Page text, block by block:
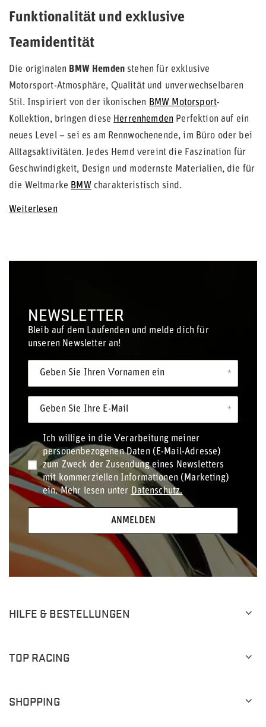
Funktionalität und exklusive
Teamidentität
Die originalen BMW Hemden stehen für exklusive
Motorsport-Atmosphäre, Qualität und unverwechselbaren
Stil. Inspiriert von der ikonischen BMW Motorsport-
Kollektion, bringen diese Herrenhemden Perfektion auf ein
neues Level – sei es am Rennwochenende, im Büro oder bei
Alltagsaktivitäten. Jedes Hemd vereint die Faszination für
Geschwindigkeit, Design und modernste Materialien, die für
die Weltmarke BMW charakteristisch sind.
Weiterlesen
NEWSLETTER
Bleib auf dem Laufenden und melde dich für
unseren Newsletter an!
Geben Sie Ihren Vornamen ein
Geben Sie Ihre E-Mail
Ich willige in die Verarbeitung meiner
personenbezogenen Daten (E-Mail-Adresse)
zum Zweck der Zusendung eines Newsletters
mit kommerziellen Informationen (Marketing)
ein. Mehr lesen unter Datenschutz.
ANMELDEN
HILFE & BESTELLUNGEN
TOP RACING
SHOPPING